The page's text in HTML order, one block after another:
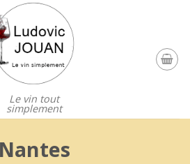
Le vin tout
simplement
Nantes